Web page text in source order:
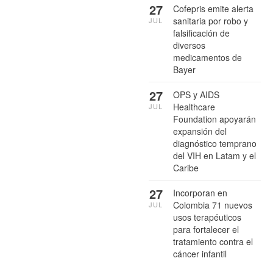
Cofepris emite alerta
sanitaria por robo y
falsificación de
diversos
medicamentos de
Bayer
27
JUL
OPS y AIDS
Healthcare
Foundation apoyarán
expansión del
diagnóstico temprano
del VIH en Latam y el
Caribe
27
JUL
Incorporan en
Colombia 71 nuevos
usos terapéuticos
para fortalecer el
tratamiento contra el
cáncer infantil
27
JUL